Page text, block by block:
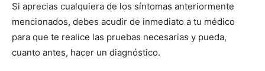
Si aprecias cualquiera de los síntomas anteriormente
mencionados, debes acudir de inmediato a tu médico
para que te realice las pruebas necesarias y pueda,
cuanto antes, hacer un diagnóstico.